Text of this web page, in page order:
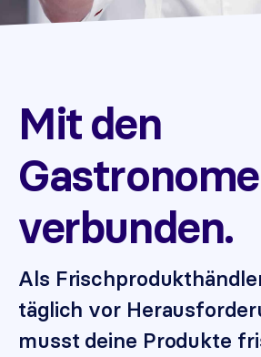
Mit den
verbunden.
Als
täglich vor
musst deine Produkte